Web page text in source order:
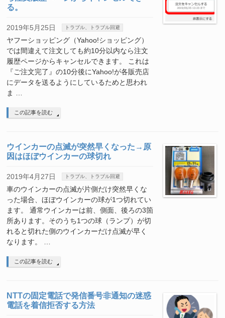
る。
2019年5月25日 トラブル、トラブル回避
ヤフーショッピング（Yahoo!ショッピング）
では間違えて注文しても約10分以内なら注文
履歴ページからキャンセルできます。 これは
『ご注文完了』の10分後にYahoo!が各販売店
にデータを送るようにしているためと思われ
ま …
この記事を読む
ウインカーの点滅が突然早くなった→原
因はほぼウインカーの球切れ
2019年4月27日 トラブル、トラブル回避
車のウインカーの点滅が片側だけ突然早くな
った場合、ほぼウインカーの球が1つ切れてい
ます。 通常ウインカーは前、側面、後ろの3箇
所あります。そのうち1つの球（ランプ）が切
れると切れた側のウインカーだけ点滅が早く
なります。 …
この記事を読む
NTTの固定電話で発信番号非通知の迷惑
電話を着信拒否する方法